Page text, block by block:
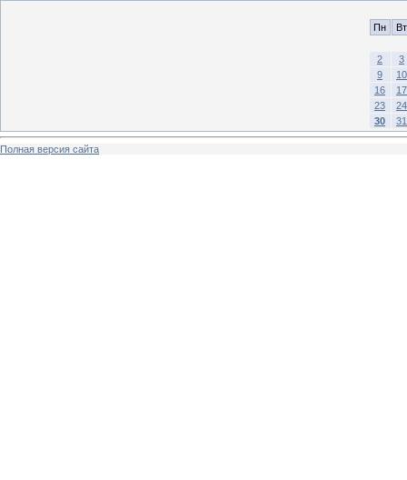
Пн Вт
2
3
9
10
16
17
23
24
30
31
Полная версия сайта